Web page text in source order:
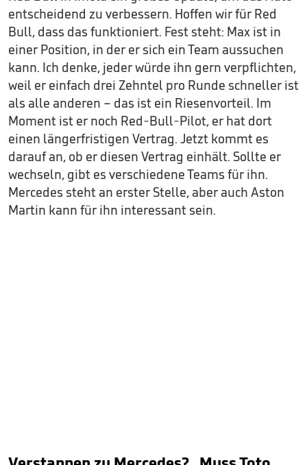
entscheidend zu verbessern. Hoffen wir für Red
Bull, dass das funktioniert. Fest steht: Max ist in
einer Position, in der er sich ein Team aussuchen
kann. Ich denke, jeder würde ihn gern verpflichten,
weil er einfach drei Zehntel pro Runde schneller ist
als alle anderen – das ist ein Riesenvorteil. Im
Moment ist er noch Red-Bull-Pilot, er hat dort
einen längerfristigen Vertrag. Jetzt kommt es
darauf an, ob er diesen Vertrag einhält. Sollte er
wechseln, gibt es verschiedene Teams für ihn.
Mercedes steht an erster Stelle, aber auch Aston
Martin kann für ihn interessant sein.